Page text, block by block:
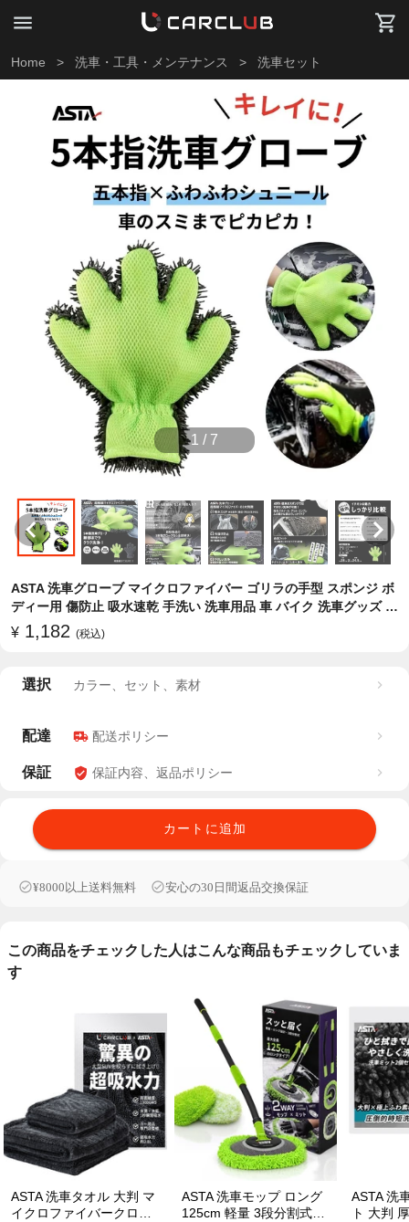
Home > 洗車・工具・メンテナンス > 洗車セット
1 / 7
ASTA 洗車グローブ マイクロファイバー ゴリラの手型 スポンジ ボ
ディー用 傷防止 吸水速乾 手洗い 洗車用品 車 バイク 洗車グッズ 掃
除 手袋型 洗車タオル代用 1個入り
¥ 1,182 (税込)
選択 カラー、セット、素材
配達 配送ポリシー
保証 保証内容、返品ポリシー
カートに追加
¥8000以上送料無料 安心の30日間返品交換保証
この商品をチェックした人はこんな商品もチェックしていま
す
ASTA 洗車タオル 大判 マ
イクロファイバークロス
ASTA 洗車モップ ロング
125cm 軽量 3段分割式
ASTA 洗車ミット 2個セッ
ト 大判